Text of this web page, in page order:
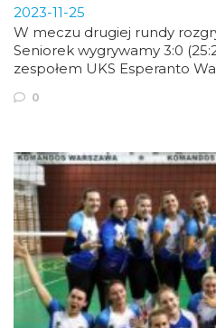
2023-11-25
W meczu drugiej rundy
Seniorek wygrywamy 3:0
zespołem UKS Esperanto
0